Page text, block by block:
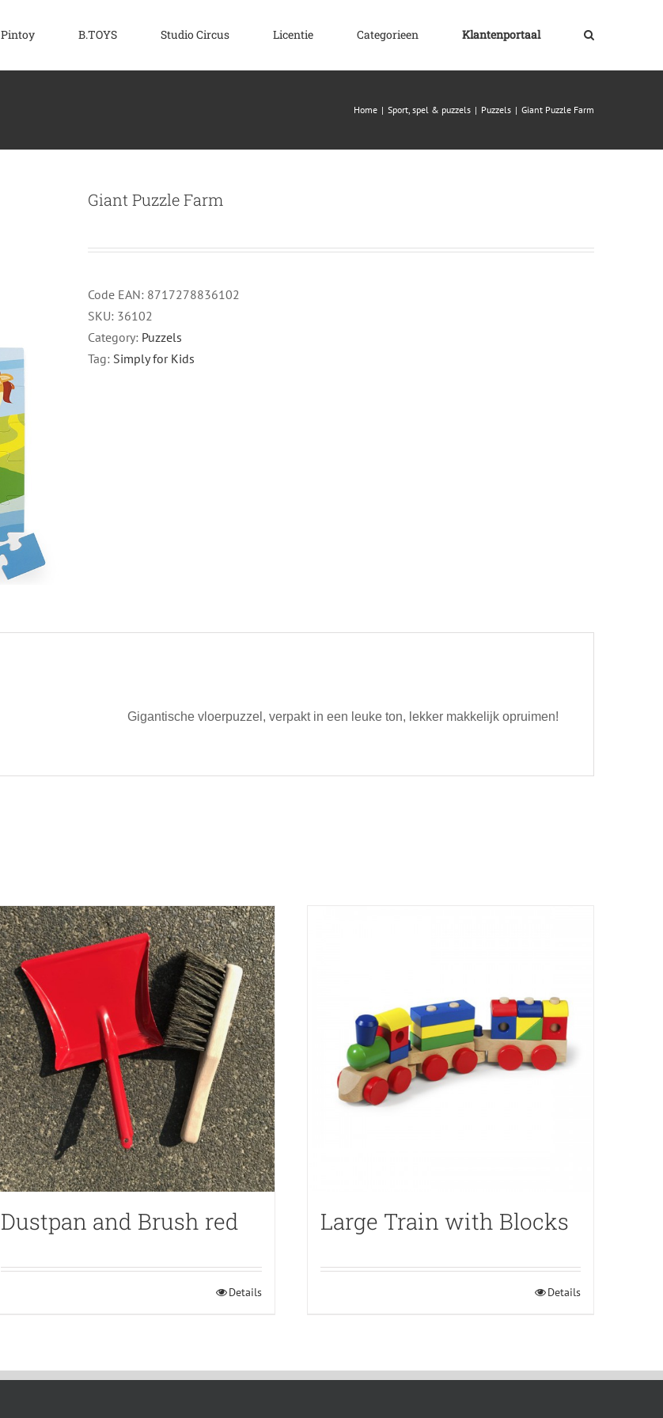
Pintoy B.TOYS Studio Circus Licentie Categorieen Klantenportaal
Home | Sport, spel & puzzels | Puzzels | Giant Puzzle Farm
Giant Puzzle Farm
Code EAN: 8717278836102
SKU: 36102
Category: Puzzels
Tag: Simply for Kids
Gigantische vloerpuzzel, verpakt in een leuke ton, lekker makkelijk opruimen!
Dustpan and Brush red
Details
Large Train with Blocks
Details